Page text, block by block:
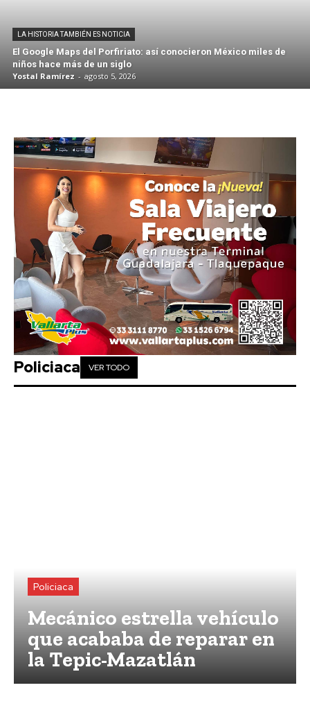
LA HISTORIA TAMBIÉN ES NOTICIA
El Google Maps del Porfiriato: así conocieron México miles de
niños hace más de un siglo
Yostal Ramírez - agosto 5, 2026
Policiaca VER TODO
Policiaca
Mecánico estrella vehículo
que acababa de reparar en
la Tepic-Mazatlán